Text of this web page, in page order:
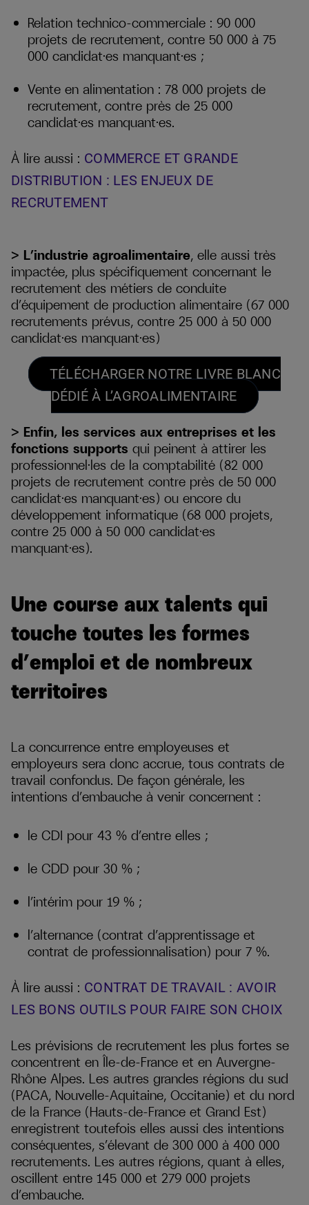
Relation technico-commerciale : 90 000
projets de recrutement, contre 50 000 à 75
000 candidat·es manquant·es ;
Vente en alimentation : 78 000 projets de
recrutement, contre près de 25 000
candidat·es manquant·es.
À lire aussi : COMMERCE ET GRANDE
DISTRIBUTION : LES ENJEUX DE
RECRUTEMENT
> L’industrie agroalimentaire, elle aussi très
impactée, plus spécifiquement concernant le
recrutement des métiers de conduite
d’équipement de production alimentaire (67 000
recrutements prévus, contre 25 000 à 50 000
candidat·es manquant·es)
TÉLÉCHARGER NOTRE LIVRE BLANC
DÉDIÉ À L’AGROALIMENTAIRE
> Enfin, les services aux entreprises et les
fonctions supports qui peinent à attirer les
professionnel·les de la comptabilité (82 000
projets de recrutement contre près de 50 000
candidat·es manquant·es) ou encore du
développement informatique (68 000 projets,
contre 25 000 à 50 000 candidat·es
manquant·es).
Une course aux talents qui
touche toutes les formes
d’emploi et de nombreux
territoires
La concurrence entre employeuses et
employeurs sera donc accrue, tous contrats de
travail confondus. De façon générale, les
intentions d’embauche à venir concernent :
le CDI pour 43 % d’entre elles ;
le CDD pour 30 % ;
l’intérim pour 19 % ;
l’alternance (contrat d’apprentissage et
contrat de professionnalisation) pour 7 %.
À lire aussi : CONTRAT DE TRAVAIL : AVOIR
LES BONS OUTILS POUR FAIRE SON CHOIX
Les prévisions de recrutement les plus fortes se
concentrent en Île-de-France et en Auvergne-
Rhône Alpes. Les autres grandes régions du sud
(PACA, Nouvelle-Aquitaine, Occitanie) et du nord
de la France (Hauts-de-France et Grand Est)
enregistrent toutefois elles aussi des intentions
conséquentes, s’élevant de 300 000 à 400 000
recrutements. Les autres régions, quant à elles,
oscillent entre 145 000 et 279 000 projets
d’embauche.